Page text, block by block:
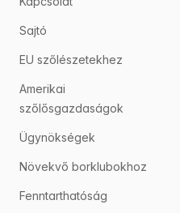
Sajtó
EU szőlészetekhez
Amerikai
szőlősgazdaságok
Ügynökségek
Növekvő borklubokhoz
Fenntarthatóság